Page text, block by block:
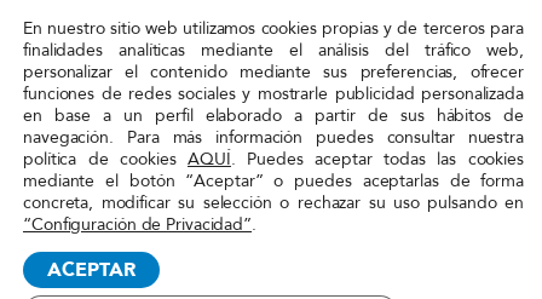
Red
Acoge
Inicio»Actualidad» CONOCE EL SERVICIO DE
ASISTENCIA A VÍCTIMAS DE
DISCRIMINACIÓN RACIAL O
En nuestro sitio web utilizamos cookies propias y de terceros para
finalidades analíticas mediante el análisis del tráfico web,
personalizar el contenido mediante sus preferencias, ofrecer
funciones de redes sociales y mostrarle publicidad personalizada
en base a un perfil elaborado a partir de sus hábitos de
navegación. Para más información puedes consultar nuestra
política de cookiesAQUÍ. Puedes aceptar todas las cookies
mediante el botón “Aceptar” o puedes aceptarlas de forma
concreta, modificar su selección o rechazar su uso pulsando en
“Configuración de Privacidad”.
ACEPTAR